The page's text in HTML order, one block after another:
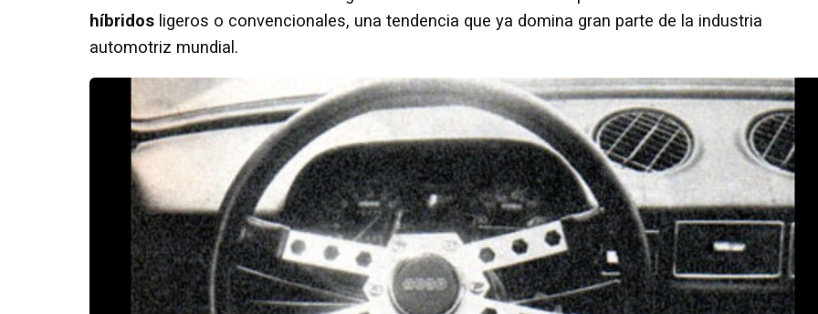
híbridos ligeros o convencionales, una tendencia que ya domina gran parte de la industria
automotriz mundial.